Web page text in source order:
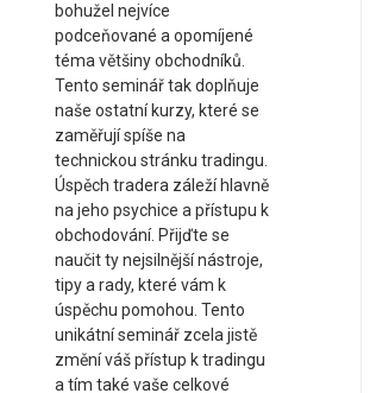
bohužel nejvíce
podceňované a opomíjené
téma většiny obchodníků.
Tento seminář tak doplňuje
naše ostatní kurzy, které se
zaměřují spíše na
technickou stránku tradingu.
Úspěch tradera záleží hlavně
na jeho psychice a přístupu k
obchodování. Přijďte se
naučit ty nejsilnější nástroje,
tipy a rady, které vám k
úspěchu pomohou. Tento
unikátní seminář zcela jistě
změní váš přístup k tradingu
a tím také vaše celkové